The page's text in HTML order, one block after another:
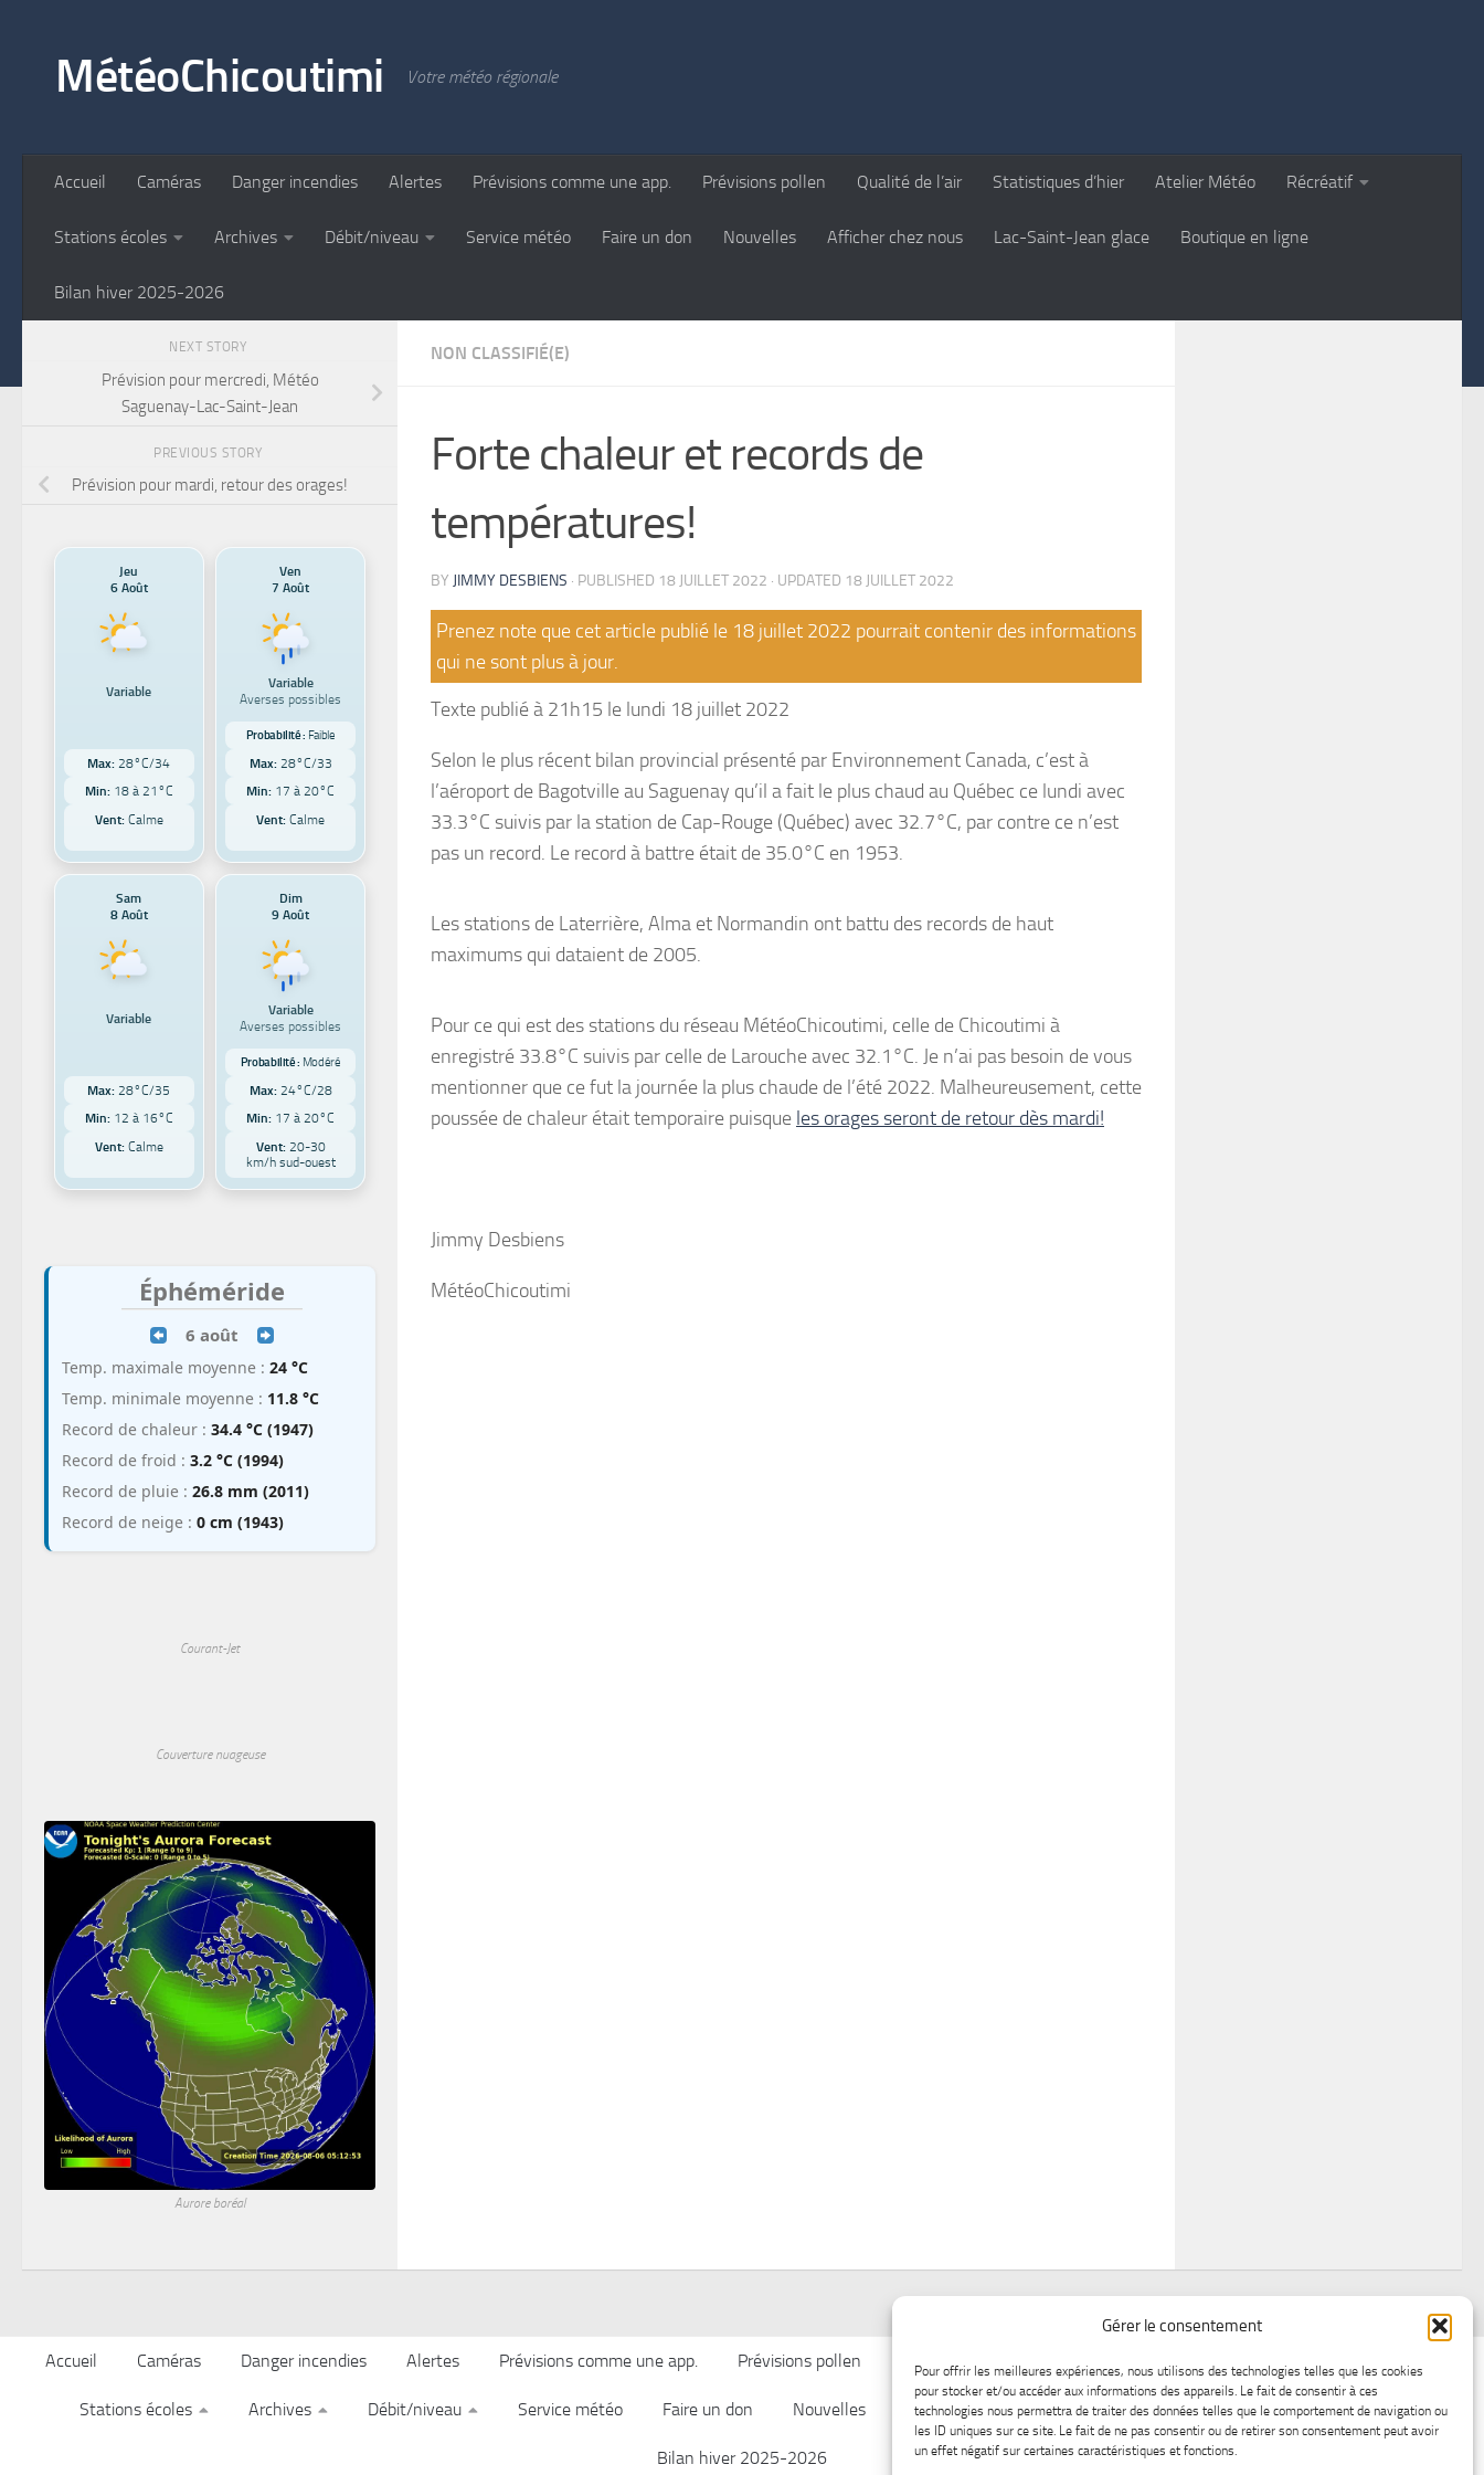
Gérer le consentement
Pour offrir les meilleures expériences, nous utilisons des technologies telles que les cookies
pour stocker et/ou accéder aux informations des appareils. Le fait de consentir à ces
technologies nous permettra de traiter des données telles que le comportement de navigation ou
les ID uniques sur ce site. Le fait de ne pas consentir ou de retirer son consentement peut avoir
un effet négatif sur certaines caractéristiques et fonctions.
MétéoChicoutimi Votre météo régionale
Accueil Caméras Danger incendies Alertes Prévisions comme une app. Prévisions pollen Qualité de l’air Statistiques d’hier Atelier Météo Récréatif
Stations écoles Archives Débit/niveau Service météo Faire un don Nouvelles Afficher chez nous Lac-Saint-Jean glace Boutique en ligne
Bilan hiver 2025-2026
NON CLASSIFIÉ(E)
Forte chaleur et records de
températures!
BY JIMMY DESBIENS · PUBLISHED 18 JUILLET 2022 · UPDATED 18 JUILLET 2022
Prenez note que cet article publié le 18 juillet 2022 pourrait contenir des informations
qui ne sont plus à jour.
Texte publié à 21h15 le lundi 18 juillet 2022
Selon le plus récent bilan provincial présenté par Environnement Canada, c’est à
l’aéroport de Bagotville au Saguenay qu’il a fait le plus chaud au Québec ce lundi avec
33.3°C suivis par la station de Cap-Rouge (Québec) avec 32.7°C, par contre ce n’est
pas un record. Le record à battre était de 35.0°C en 1953.
Les stations de Laterrière, Alma et Normandin ont battu des records de haut
maximums qui dataient de 2005.
Pour ce qui est des stations du réseau MétéoChicoutimi, celle de Chicoutimi à
enregistré 33.8°C suivis par celle de Larouche avec 32.1°C. Je n’ai pas besoin de vous
mentionner que ce fut la journée la plus chaude de l’été 2022. Malheureusement, cette
poussée de chaleur était temporaire puisque les orages seront de retour dès mardi!
Jimmy Desbiens
MétéoChicoutimi
NEXT STORY
Prévision pour mercredi, Météo
Saguenay-Lac-Saint-Jean
PREVIOUS STORY
Prévision pour mardi, retour des orages!
Jeu
6 Août
Variable
Max: 28°C/34
Min: 18 à 21°C
Vent:Calme
Ven
7 Août
Variable
Averses possibles
Probabilité : Faible
Max: 28°C/33
Min: 17 à 20°C
Vent: Calme
Sam
8 Août
Variable
Max: 28°C/35
Min: 12 à 16°C
Vent:Calme
Dim
9 Août
Variable
Averses possibles
Probabilité : Modéré
Max: 24°C/28
Min: 17 à 20°C
Vent:20-30
km/h sud-ouest
Éphéméride
6 août
Temp. maximale moyenne : 24 °C
Temp. minimale moyenne : 11.8 °C
Record de chaleur : 34.4 °C (1947)
Record de froid : 3.2 °C (1994)
Record de pluie : 26.8 mm (2011)
Record de neige : 0 cm (1943)
Courant-Jet
Couverture nuageuse
Aurore boréal
Accueil Caméras Danger incendies Alertes Prévisions comme une app. Prévisions pollen
Stations écoles Archives Débit/niveau Service météo Faire un don Nouvelles Afficher chez nous Lac-Saint-Jean glace Boutique en ligne
Bilan hiver 2025-2026